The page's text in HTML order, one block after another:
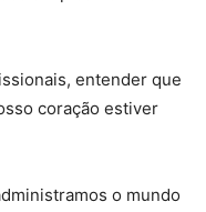
entender que
coração estiver
o mundo